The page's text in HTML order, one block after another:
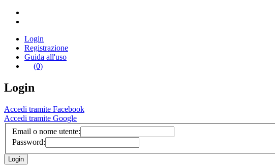
Login
Registrazione
Guida all'uso
(0)
Login
Accedi tramite Facebook
Accedi tramite Google
Email o nome utente:
Password: